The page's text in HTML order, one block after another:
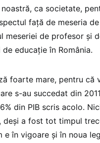
ca societate,
față de meseria
meseriei de profesor și
de educație în România.
foarte mare, pentru că
s-au succedat din
din PIB scris acolo.
deși a fost tot timpul
e în vigoare și în noua